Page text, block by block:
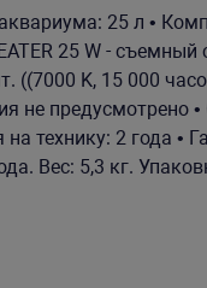
25 л •
25 W -
((7000 K, 15 000
не предусмотрено
технику: 2 года •
Вес: 5,3 кг.